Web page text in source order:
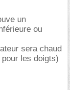
un
ou
sera chaud
les doigts)